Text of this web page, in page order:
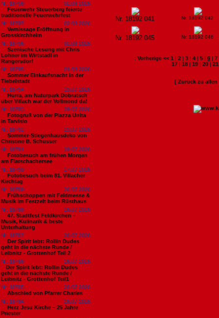
Nr. 18798
02.08.2026
Feuerwehr Steuerberg feierte
traditionelle Feuerwehrfest
Nr. 18797
02.08.2026
Vernissage Eröffnung in
Grosskirchheim
Nr. 18796
02.08.2026
Szenische Lesung mit Chris
Lohner im Wirtstadl in
Rangersdorf
Nr. 18795
01.08.2026
Sommer Einkaufsnacht in der
Tiebelstadt
Nr. 18794
29.07.2026
Hurra, am Naturpark Dobratsch
über Villach war der Vollmond da!
Nr. 18793
29.07.2026
Fotogruß von der Piazza Unita
in Tarvisio
Nr. 18792
29.07.2026
Sommer-Stiegenhausdeko von
Christine B. Schusser
Nr. 18791
29.07.2026
Fotobesuch am frühen Morgen
am Flatschachersee
Nr. 18790
27.07.2026
Fotobesuch beim 81. Villacher
Kirchtag
Nr. 18789
26.07.2026
Frühschoppen mit Feldmesse &
Musik im Festzelt beim Rüsthaus
Nr. 18788
26.07.2026
47. Stadtfest Feldkirchen –
Musik, Kulinarik & beste
Unterhaltung
Nr. 18787
26.07.2026
Der Spirit lebt: Rollin Dudes
geht in die nächste Runde /
Leibnitz - Grottenhof Teil 2
Nr. 18786
26.07.2026
​Der Spirit lebt: Rollin Dudes
geht in die nächste Runde /
Leibnitz - Grottenhof Teil1
Nr. 18785
26.07.2026
Abschied von Pfarrer Charles
Nr. 18784
26.07.2026
Herz Jesu Kirche – 25 Jahre
Priester
Nr. 18192 041 Nr. 18192 042
Nr. 18192 045 Nr. 18192 046
: Vorherige << 1 | 2 | 3 | 4 | 5 | 6 | 7
17 |18 |19 |20 |21
[ Zurück zu